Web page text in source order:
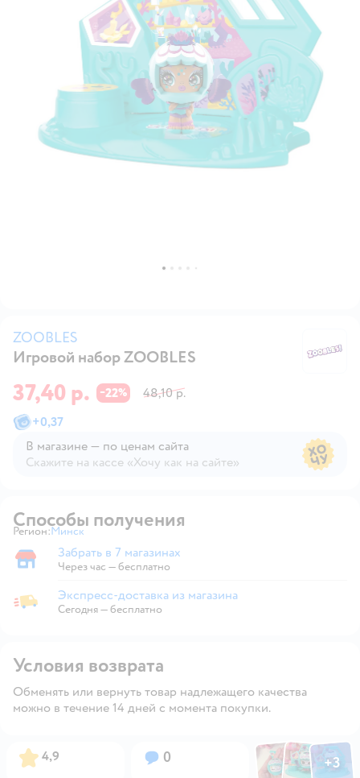
ZOOBLES
Игровой набор ZOOBLES
37,40 р. −22%
48,10 р.
+0,37
В магазине — по ценам сайта
Скажите на кассе «Хочу как на сайте»
Способы получения
Регион: Выбор адреса доставки.
Минск
Забрать в магазине
Забрать в 7 магазинах
Через час — бесплатно
Экспресс-доставка из магазина
Экспресс-доставка из магазина
Сегодня—бесплатно
Условия возврата
Обменять или вернуть товар надлежащего качества
можно в течение 14 дней с момента покупки.
Рейтинг:
4,9 Вопросов:
0 ФотоФотоФото
+3
Открыть